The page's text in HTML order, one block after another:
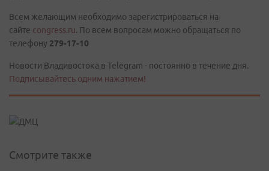
Всем желающим необходимо зарегистрироваться на
сайте congress.ru. По всем вопросам можно обращаться по
телефону 279-17-10
Новости Владивостока в Telegram - постоянно в течение дня.
Подписывайтесь одним нажатием!
Смотрите также